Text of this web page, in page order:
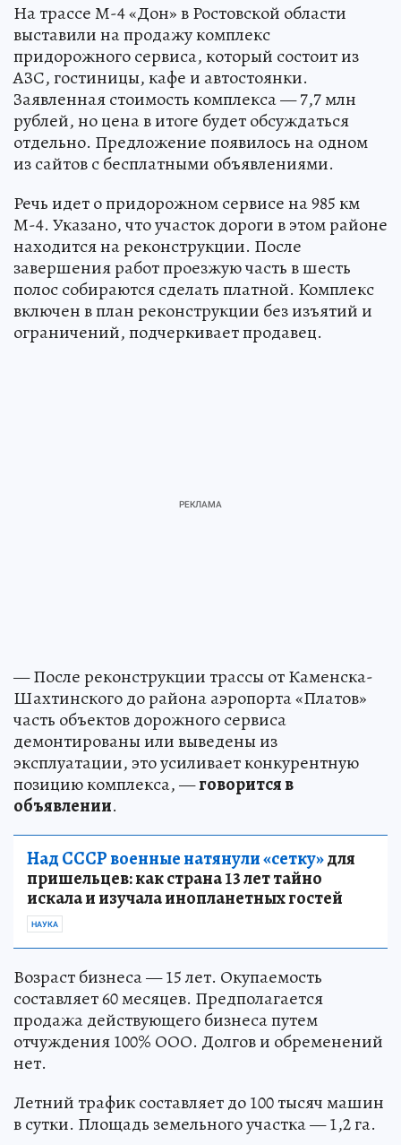
На трассе М-4 «Дон» в Ростовской области
выставили на продажу комплекс
придорожного сервиса, который состоит из
АЗС, гостиницы, кафе и автостоянки.
Заявленная стоимость комплекса — 7,7 млн
рублей, но цена в итоге будет обсуждаться
отдельно. Предложение появилось на одном
из сайтов с бесплатными объявлениями.
Речь идет о придорожном сервисе на 985 км
М-4. Указано, что участок дороги в этом районе
находится на реконструкции. После
завершения работ проезжую часть в шесть
полос собираются сделать платной. Комплекс
включен в план реконструкции без изъятий и
ограничений, подчеркивает продавец.
— После реконструкции трассы от Каменска-
Шахтинского до района аэропорта «Платов»
часть объектов дорожного сервиса
демонтированы или выведены из
эксплуатации, это усиливает конкурентную
позицию комплекса, —говорится в
объявлении.
Над СССР военные натянули «сетку»для
пришельцев: как страна 13 лет тайно
искала и изучала инопланетных гостей
НАУКА
Возраст бизнеса — 15 лет. Окупаемость
составляет 60 месяцев. Предполагается
продажа действующего бизнеса путем
отчуждения 100% ООО. Долгов и обременений
нет.
Летний трафик составляет до 100 тысяч машин
в сутки. Площадь земельного участка — 1,2 га.